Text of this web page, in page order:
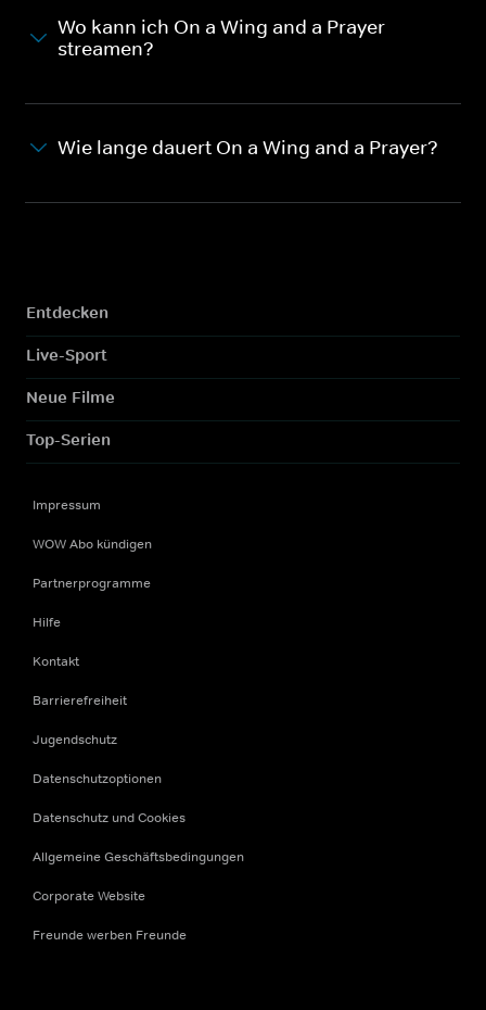
Wo kann ich On a Wing and a Prayer
streamen?
Wie lange dauert On a Wing and a Prayer?
Entdecken
Live-Sport
Neue Filme
Top-Serien
Impressum
WOW Abo kündigen
Partnerprogramme
Hilfe
Kontakt
Barrierefreiheit
Jugendschutz
Datenschutzoptionen
Datenschutz und Cookies
Allgemeine Geschäftsbedingungen
Corporate Website
Freunde werben Freunde